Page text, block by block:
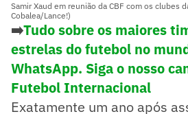
Samir Xaud em reunião da CBF com os clubes
Cobalea/Lance!)
➡️Tudo sobre os maiores
estrelas do futebol no
WhatsApp. Siga o nosso
Futebol Internacional
Exatamente um ano após